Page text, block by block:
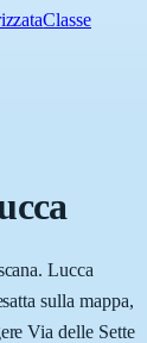
Classe
Lucca
sulla mappa,
Via delle Sette